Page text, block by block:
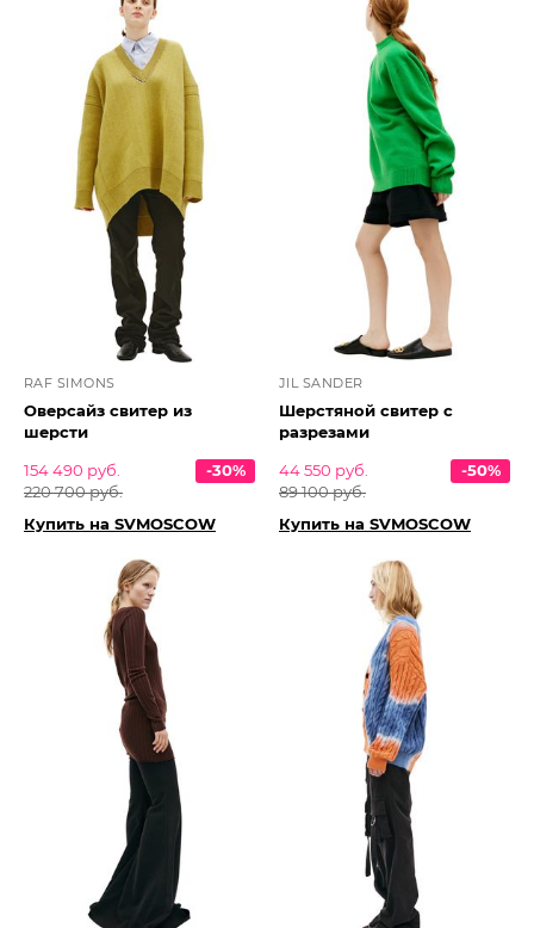
RAF SIMONS
Оверсайз свитер из
шерсти
154 490 руб.
220 700 руб.
-30%
Купить на SVMOSCOW
JIL SANDER
Шерстяной свитер с
разрезами
44 550 руб.
89 100 руб.
-50%
Купить на SVMOSCOW